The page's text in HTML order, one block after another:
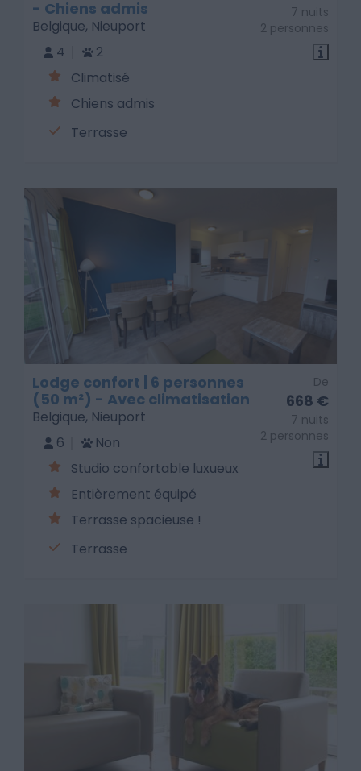
7 nuits
2 personnes
- Chiens admis
Belgique, Nieuport
4
2
Climatisé
Chiens admis
Terrasse
De
668 €
7 nuits
2 personnes
Lodge confort | 6 personnes
(50 m²) - Avec climatisation
Belgique, Nieuport
6
Non
Studio confortable luxueux
Entièrement équipé
Terrasse spacieuse !
Terrasse